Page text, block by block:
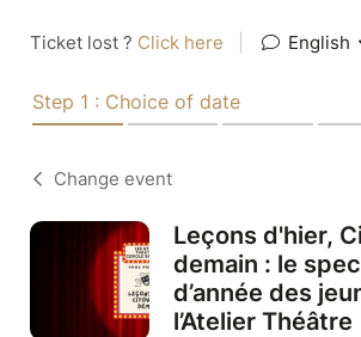
Ticket lost ? Click here English
Step 1 : Choice of date
Change event
Leçons d'hier,
demain : le
d’année des
l’Atelier Théâtre